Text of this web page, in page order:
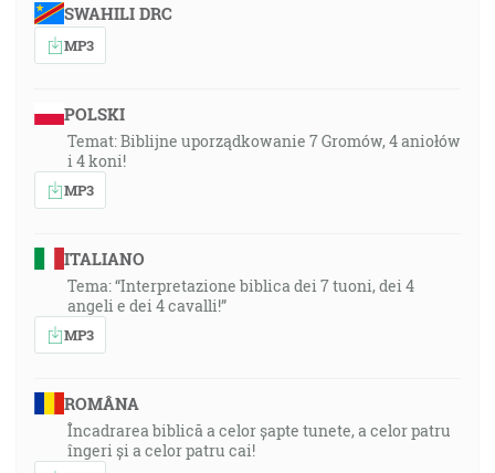
SWAHILI DRC
MP3
POLSKI
Temat: Biblijne uporządkowanie 7 Gromów, 4 aniołów
i 4 koni!
MP3
ITALIANO
Tema: “Interpretazione biblica dei 7 tuoni, dei 4
angeli e dei 4 cavalli!”
MP3
ROMÂNA
Încadrarea biblică a celor șapte tunete, a celor patru
îngeri și a celor patru cai!